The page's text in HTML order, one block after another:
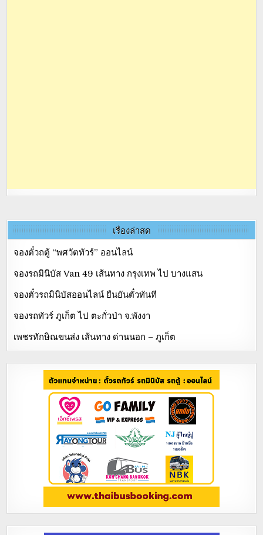
เรื่องล่าสุด
จองตั๋วถตู้ “พศวัตทัวร์” ออนไลน์
จองรถมินิบัส Van 49 เส้นทาง กรุงเทพ ไป บางแสน
จองตั๋วรถมินิบัสออนไลน์ ยืนยันตั๋วทันที
จองรถทัวร์ ภูเก็ต ไป ตะกั่วป่า จ.พังงา
เพชรทักษิณขนส่ง เส้นทาง ด่านนอก – ภูเก็ต